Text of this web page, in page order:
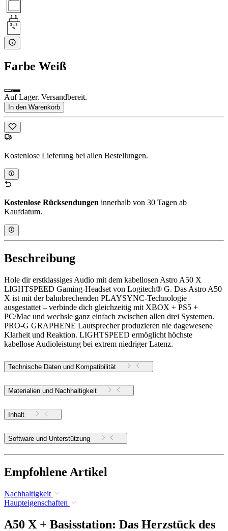
Farbe Weiß
Auf Lager. Versandbereit.
In den Warenkorb
Kostenlose Lieferung bei allen Bestellungen.
Kostenlose Rücksendungen innerhalb von 30 Tagen ab
Kaufdatum.
Beschreibung
Hole dir erstklassiges Audio mit dem kabellosen Astro A50 X
LIGHTSPEED Gaming-Headset von Logitech® G. Das Astro A50
X ist mit der bahnbrechenden PLAYSYNC-Technologie
ausgestattet – verbinde dich gleichzeitig mit XBOX + PS5 +
PC/Mac und wechsle ganz einfach zwischen allen drei Systemen.
PRO-G GRAPHENE Lautsprecher produzieren nie dagewesene
Klarheit und Reaktion. LIGHTSPEED ermöglicht höchste
kabellose Audioleistung bei extrem niedriger Latenz.
Technische Daten und Kompatibilität
Materialien und Nachhaltigkeit
Inhalt
Software und Unterstützung
Empfohlene Artikel
Nachhaltigkeit
Haupteigenschaften
A50 X + Basisstation: Das Herzstück des